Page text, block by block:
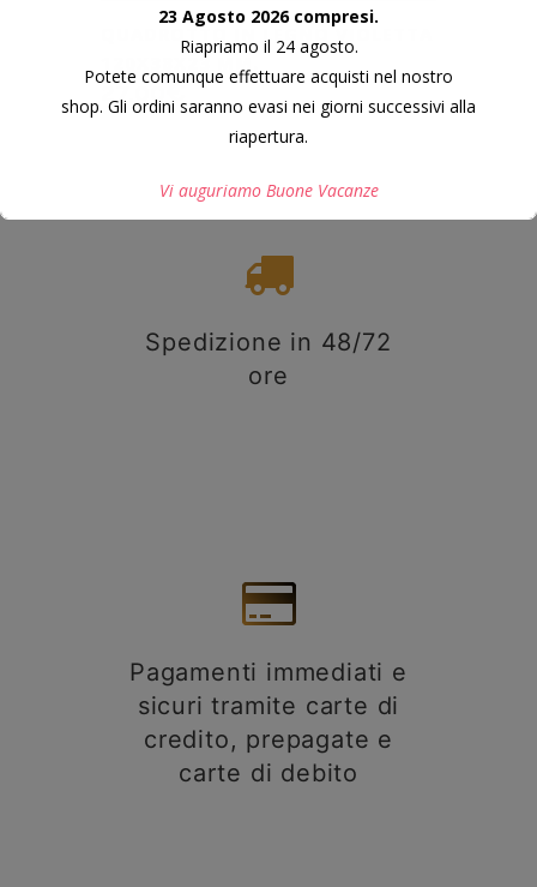
QUADROTTO IN LEGNO VIOLETTA
120X38X23 MM.
27,00€
Spedizione in 48/72
ore
Pagamenti immediati e
sicuri tramite carte di
credito, prepagate e
carte di debito
23 Agosto 2026 compresi.
Riapriamo il 24 agosto.
Potete comunque effettuare acquisti nel nostro
shop. Gli ordini saranno evasi nei giorni successivi alla
riapertura.
Vi auguriamo Buone Vacanze
Questo si chiuderà in